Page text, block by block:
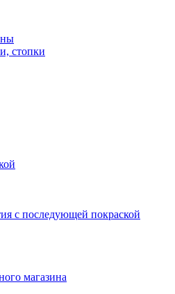
стопки
с последующей покраской
магазина